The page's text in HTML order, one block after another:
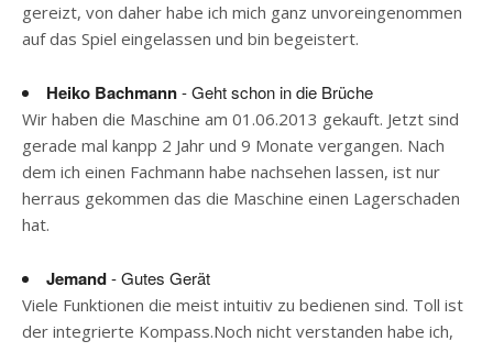
gereizt, von daher habe ich mich ganz unvoreingenommen
auf das Spiel eingelassen und bin begeistert.
Heiko Bachmann- Geht schon in die Brüche
Wir haben die Maschine am 01.06.2013 gekauft. Jetzt sind
gerade mal kanpp 2 Jahr und 9 Monate vergangen. Nach
dem ich einen Fachmann habe nachsehen lassen, ist nur
herraus gekommen das die Maschine einen Lagerschaden
hat.
Jemand- Gutes Gerät
Viele Funktionen die meist intuitiv zu bedienen sind. Toll ist
der integrierte Kompass.Noch nicht verstanden habe ich,